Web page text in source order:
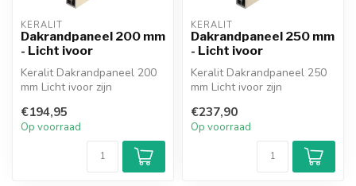
KERALIT
Dakrandpaneel 200 mm
- Licht ivoor
Keralit Dakrandpaneel 200
mm Licht ivoor zijn
dakrandpanelen voor ...
€194,95
Op voorraad
KERALIT
Dakrandpaneel 250 mm
- Licht ivoor
Keralit Dakrandpaneel 250
mm Licht ivoor zijn
dakrandpanelen voor ...
€237,90
Op voorraad